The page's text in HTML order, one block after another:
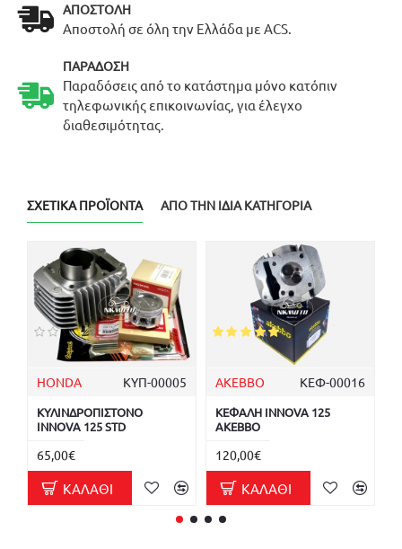
ΑΠΟΣΤΟΛΉ
Αποστολή σε όλη την Ελλάδα με ACS.
ΠΑΡΆΔΟΣΗ
Παραδόσεις από το κατάστημα μόνο κατόπιν
τηλεφωνικής επικοινωνίας, για έλεγχο
διαθεσιμότητας.
ΣΧΕΤΙΚΆ ΠΡΟΪΌΝΤΑ ΑΠΌ ΤΗΝ ΊΔΙΑ ΚΑΤΗΓΟΡΊΑ
HONDA ΚΥΠ-00005
ΚΥΛΙΝΔΡΟΠΙΣΤΟΝΟ
INNOVA 125 STD
65,00€
ΚΑΛΆΘΙ
AKEBBO ΚΕΦ-00016
ΚΕΦΑΛΗ INNOVA 125
AKEBBO
120,00€
ΚΑΛΆΘΙ